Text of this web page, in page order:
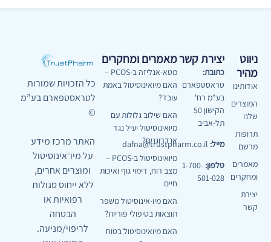
ניווט
מהיר
אודותינו
המוצרים
שלנו
תרופות
מרשם
מאמרים
ומחקרים
יצירת
קשר
יצירת קשר
כתובת:
טראסטפארם
בע"מ רח'
הקישון 50
תל-אביב
מייל:
טלפון: 1-700-
501-028
מאמרים ומחקרים
מטא-אנליזה ב-PCOS –
האם מיואינוסיטול באמת
עובד?
האם שילוב גלולות עם
מיואינוסיטול יעיל נגד
אנדרוגנים?
מיואינוסיטול ב-PCOS –
מצב רוח, דימוי גוף ואיכות
חיים
האם מיו-אינוסיטול משפר
תוצאות בטיפולי פוריות?
האם מיואינוסיטול בטוח
כל הזכויות שמורות
לטראסטפארם בע”מ
©
האתר מרכז מידע
על מיו־אינוסיטול
ומוצרים אחרים,
ללא ייחוס סגולות
רפואיות או
הבטחה
לריפוי/מניעה.